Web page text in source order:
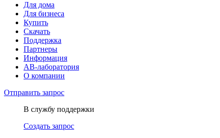
Для дома
Для бизнеса
Купить
Скачать
Поддержка
Партнеры
Информация
АВ-лаборатория
О компании
Отправить запрос
В службу поддержки
Создать запрос